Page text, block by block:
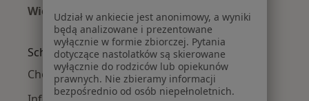
Więcej (15)
Więcej w kategorii: W pobliżu Czeladzi
Schorzenia w Czeladzi
Choroby ginekologiczne w Czeladzi
Udział w ankiecie jest anonimowy, a wyniki
będą analizowane i prezentowane
wyłącznie w formie zbiorczej. Pytania
dotyczące nastolatków są skierowane
wyłącznie do rodziców lub opiekunów
prawnych. Nie zbieramy informacji
bezpośrednio od osób niepełnoletnich.